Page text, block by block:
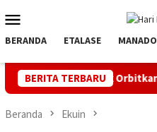
ke
kontenMobile
BERANDA ETALASE MANADO
BERITA TERBARU
Banyak Orbitkan Bibit Unggul
Beranda Ekuin